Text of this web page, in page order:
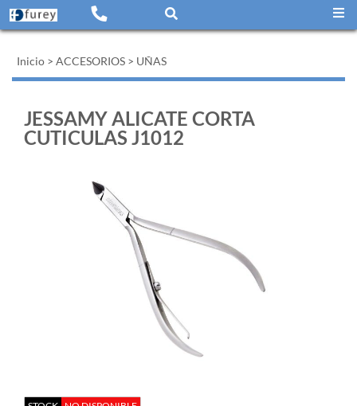
Inicio > ACCESORIOS > UÑAS
JESSAMY ALICATE CORTA
CUTICULAS J1012